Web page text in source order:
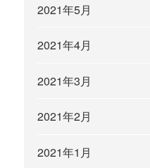
2021年5月
2021年4月
2021年3月
2021年2月
2021年1月